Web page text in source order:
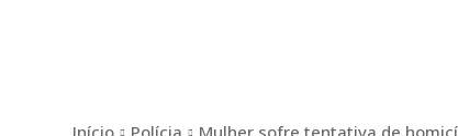
Início Polícia Mulher sofre tentativa de